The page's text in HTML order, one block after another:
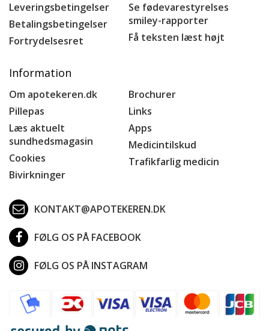
Leveringsbetingelser
Betalingsbetingelser
Fortrydelsesret
Se fødevarestyrelses
smiley-rapporter
Få teksten læst højt
Information
Om apotekeren.dk
Pillepas
Læs aktuelt
sundhedsmagasin
Cookies
Bivirkninger
Brochurer
Links
Apps
Medicintilskud
Trafikfarlig medicin
KONTAKT@APOTEKEREN.DK
FØLG OS PÅ FACEBOOK
FØLG OS PÅ INSTAGRAM